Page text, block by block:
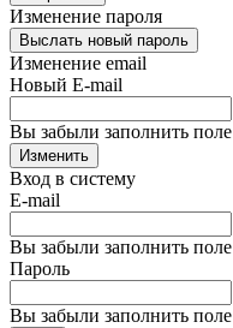
Изменение пароля
Выслать новый пароль
Изменение email
Новый E-mail
Вы забыли заполнить поле
Изменить
Вход в систему
E-mail
Вы забыли заполнить поле
Пароль
Вы забыли заполнить поле